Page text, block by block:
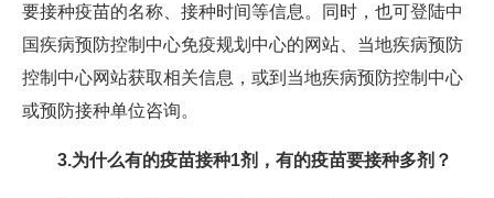
要接种疫苗的名称、接种时间等信息。同时，也可登陆中
国疾病预防控制中心免疫规划中心的网站、当地疾病预防
控制中心网站获取相关信息，或到当地疾病预防控制中心
或预防接种单位咨询。
3.为什么有的疫苗接种1剂，有的疫苗要接种多剂？